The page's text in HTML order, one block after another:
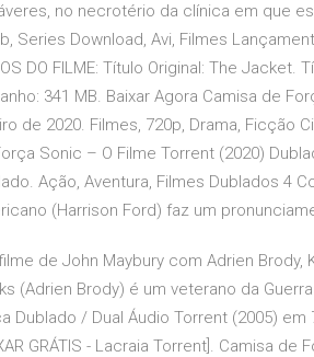
no necrotério da clínica em que
Series Download, Avi, Filmes
DO FILME: Título Original: The
341 MB. Baixar Agora Camisa de
de 2020. Filmes, 720p, Drama, Ficção
Sonic – O Filme Torrent (2020)
Ação, Aventura, Filmes Dublados 4
(Harrison Ford) faz um
de John Maybury com Adrien
(Adrien Brody) é um veterano da
Dublado / Dual Áudio Torrent (2005)
GRÁTIS - Lacraia Torrent]. Camisa